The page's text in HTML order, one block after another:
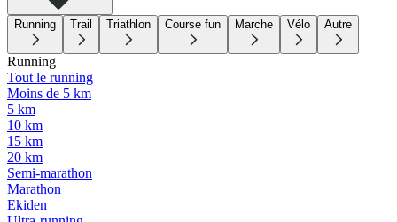
Running Trail Triathlon Course fun Marche Vélo Autre
Running
Tout le running
Moins de 5 km
5 km
10 km
15 km
20 km
Semi-marathon
Marathon
Ekiden